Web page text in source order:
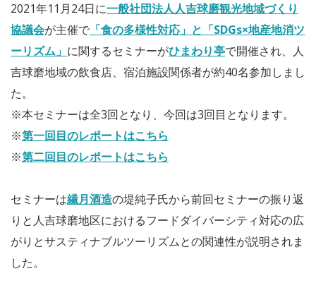
2021年11月24日に一般社団法人人吉球磨観光地域づくり
協議会が主催で 「食の多様性対応」と「SDGs×地産地消ツ
ーリズム」 に関するセミナーがひまわり亭で開催され、人
吉球磨地域の飲食店、宿泊施設関係者が約40名参加しまし
た。
※本セミナーは全3回となり、今回は3回目となります。
※第一回目のレポートはこちら
※第二回目のレポートはこちら
セミナーは繊月酒造の堤純子氏から前回セミナーの振り返
りと人吉球磨地区におけるフードダイバーシティ対応の広
がりとサスティナブルツーリズムとの関連性が説明されま
した。